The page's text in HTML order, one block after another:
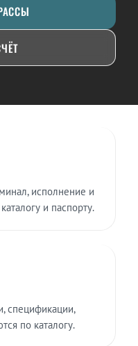
исполнение и
и паспорту.
спецификации,
по каталогу.